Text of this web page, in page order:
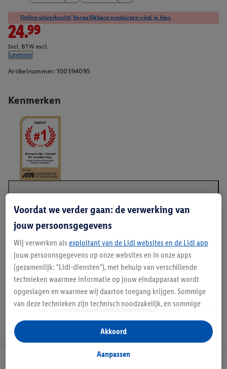
Kenmerken
Online uitverkocht! Vergelijkbare producten vind je hier.
24.99
Incl. BTW excl.
Levering
Artikelnummer: 100394095
Lupilu - Europa's nr. 1 merk voor houten speelgoed
Voordat we verder gaan: de verwerking van
jouw persoonsgegevens
Wij verwerken als exploitant van de Lidl websites en de Lidl app
jouw persoonsgegevens op onze websites en in onze apps
(gezamenlijk: "Lidl-diensten"), met behulp van verschillende
technieken waarmee informatie op jouw eindapparaat wordt
opgeslagen en waarmee wij daartoe toegang krijgen. Sommige
van deze technieken zijn technisch noodzakelijk, en sommige
opslaan van voorkeursinstellingen, het verzamelen en
analyseren van statistieken of voor het tonen van
gepersonaliseerde reclame binnen en buiten de Lidl-diensten.
Aanpassen
Akkoord